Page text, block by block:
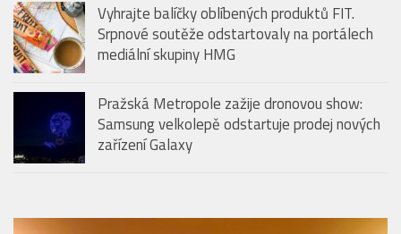
Vyhrajte balíčky oblíbených produktů FIT.
Srpnové soutěže odstartovaly na portálech
mediální skupiny HMG
Pražská Metropole zažije dronovou show:
Samsung velkolepě odstartuje prodej nových
zařízení Galaxy